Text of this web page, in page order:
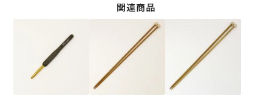
関連商品